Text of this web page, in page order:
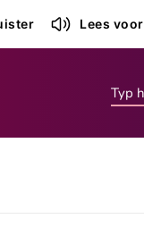
Lees voor